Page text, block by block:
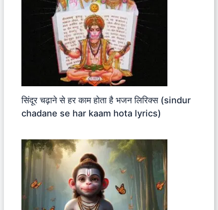
सिंदूर चढ़ाने से हर काम होता है भजन लिरिक्स (sindur
chadane se har kaam hota lyrics)